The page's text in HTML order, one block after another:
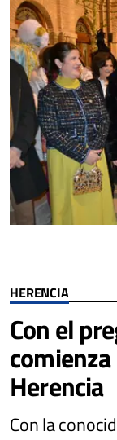
HERENCIA
Con el
Herencia
Con la